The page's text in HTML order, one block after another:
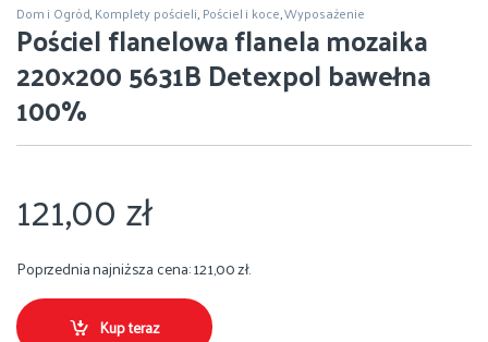
Dom i Ogród,Komplety pościeli,Pościel i koce,Wyposażenie
Pościel flanelowa flanela mozaika
220×200 5631B Detexpol bawełna
100%
121,00zł
Poprzednia najniższa cena:121,00zł.
Kup teraz